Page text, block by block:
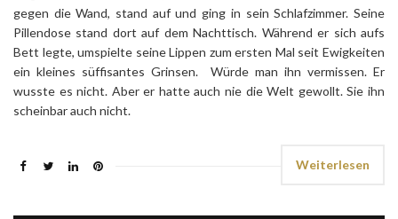
gegen die Wand, stand auf und ging in sein Schlafzimmer. Seine
Pillendose stand dort auf dem Nachttisch. Während er sich aufs
Bett legte, umspielte seine Lippen zum ersten Mal seit Ewigkeiten
ein kleines süffisantes Grinsen. Würde man ihn vermissen. Er
wusste es nicht. Aber er hatte auch nie die Welt gewollt. Sie ihn
scheinbar auch nicht.
Weiterlesen